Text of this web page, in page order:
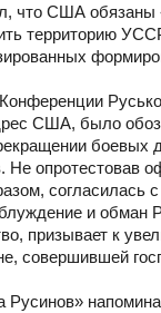
что США обязаны
территорию
США, было
боевых
Не опротестовав
согласилась
и обман
призывает к
совершившей